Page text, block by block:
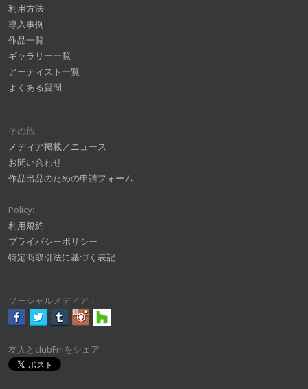
利用方法
導入事例
作品一覧
ギャラリー一覧
アーティスト一覧
よくある質問
その他:
メディア掲載／ニュース
お問い合わせ
作品出品のための申請フォーム
Policy:
利用規約
プライバシーポリシー
特定商取引法に基づく表記
ソーシャルメディア：
友人とclubFmをシェア：